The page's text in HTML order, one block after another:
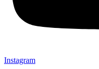
Instagram